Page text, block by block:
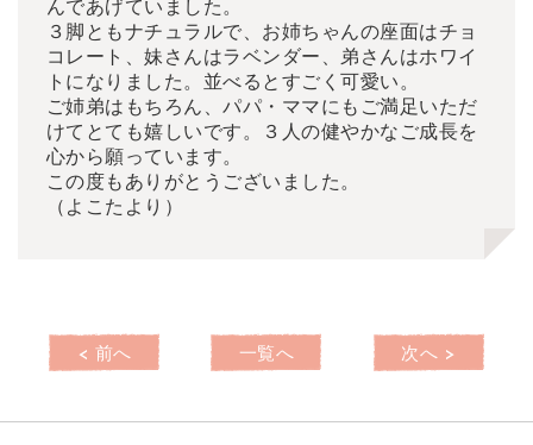
んであげていました。
３脚ともナチュラルで、お姉ちゃんの座面はチョ
コレート、妹さんはラベンダー、弟さんはホワイ
トになりました。並べるとすごく可愛い。
ご姉弟はもちろん、パパ・ママにもご満足いただ
けてとても嬉しいです。３人の健やかなご成長を
心から願っています。
この度もありがとうございました。
（よこたより）
< 前へ 一覧へ 次へ >